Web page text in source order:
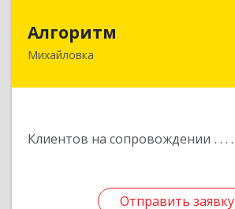
Алгоритм
Михайловка
Клиентов на сопровождении
Отправить заявку
Отправить заявку